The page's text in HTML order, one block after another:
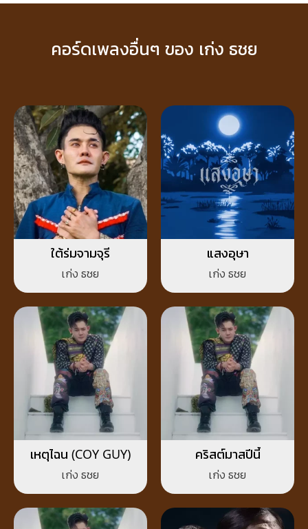
คอร์ดเพลงอื่นๆ ของ เก่ง ธชย
ใต้ร่มจามจุรี
เก่ง ธชย
แสงอุษา
เก่ง ธชย
เหตุไฉน (COY GUY)
เก่ง ธชย
คริสต์มาสปีนี้
เก่ง ธชย